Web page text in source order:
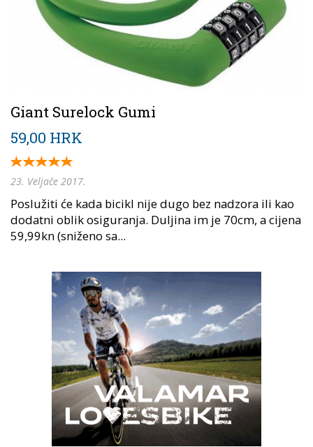
Giant Surelock Gumi
59,00 HRK
23. Veljače 2017.
Poslužiti će kada bicikl nije dugo bez nadzora ili kao
dodatni oblik osiguranja. Duljina im je 70cm, a cijena
59,99kn (sniženo sa...